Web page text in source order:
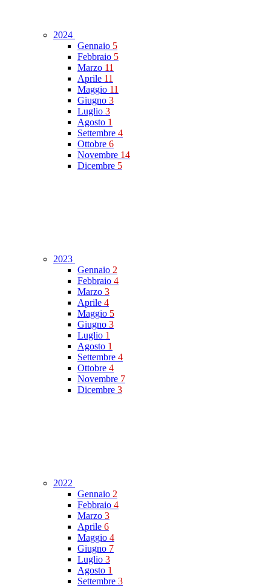
2024
Gennaio 5
Febbraio 5
Marzo 11
Aprile 11
Maggio 11
Giugno 3
Luglio 3
Agosto 1
Settembre 4
Ottobre 6
Novembre 14
Dicembre 5
2023
Gennaio 2
Febbraio 4
Marzo 3
Aprile 4
Maggio 5
Giugno 3
Luglio 1
Agosto 1
Settembre 4
Ottobre 4
Novembre 7
Dicembre 3
2022
Gennaio 2
Febbraio 4
Marzo 3
Aprile 6
Maggio 4
Giugno 7
Luglio 3
Agosto 1
Settembre 3